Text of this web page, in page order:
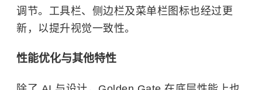
调节。工具栏、侧边栏及菜单栏图标也经过更
新，以提升视觉一致性。
性能优化与其他特性